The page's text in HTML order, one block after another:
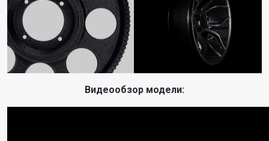
Видеообзор модели: